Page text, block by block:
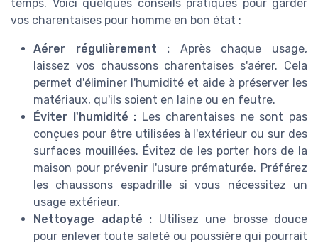
temps. Voici quelques conseils pratiques pour garder
vos charentaises pour homme en bon état :
Aérer régulièrement : Après chaque usage,
laissez vos chaussons charentaises s'aérer. Cela
permet d'éliminer l'humidité et aide à préserver les
matériaux, qu'ils soient en laine ou en feutre.
Éviter l'humidité : Les charentaises ne sont pas
conçues pour être utilisées à l'extérieur ou sur des
surfaces mouillées. Évitez de les porter hors de la
maison pour prévenir l'usure prématurée. Préférez
les chaussons espadrille si vous nécessitez un
usage extérieur.
Nettoyage adapté : Utilisez une brosse douce
pour enlever toute saleté ou poussière qui pourrait